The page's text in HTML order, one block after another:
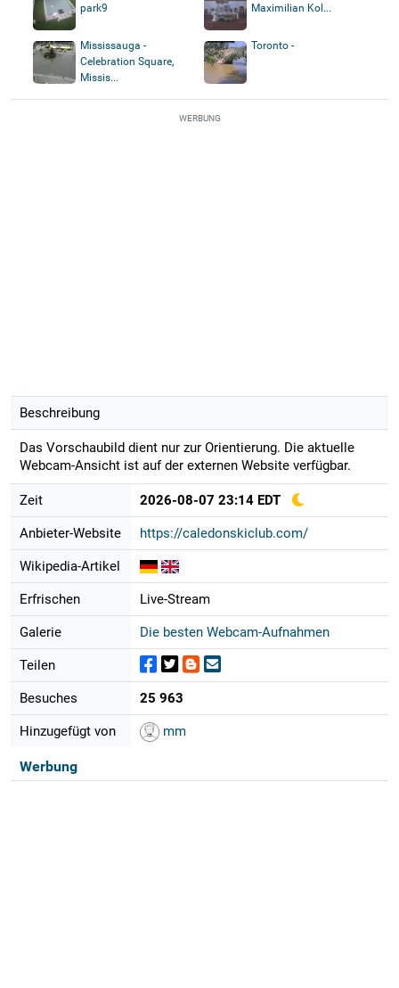
park9
Maximilian Kol...
Mississauga -
Celebration Square,
Missis...
Toronto -
Überschwemmungskameras
WERBUNG
Beschreibung
Das Vorschaubild dient nur zur Orientierung. Die aktuelle
Webcam-Ansicht ist auf der externen Website verfügbar.
Zeit 2026-08-07 23:14 EDT
Anbieter-Website https://caledonskiclub.com/
Wikipedia-Artikel
Erfrischen Live-Stream
Galerie Die besten Webcam-Aufnahmen
Teilen
Besuches 25 963
Hinzugefügt von mm
Werbung